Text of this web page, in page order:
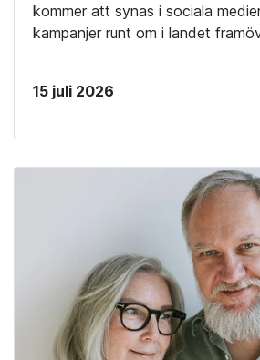
kommer att synas i sociala
kampanjer runt om i landet
15 juli 2026